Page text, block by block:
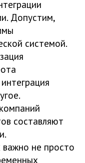
Допустим,
системой.
составляют
важно не просто